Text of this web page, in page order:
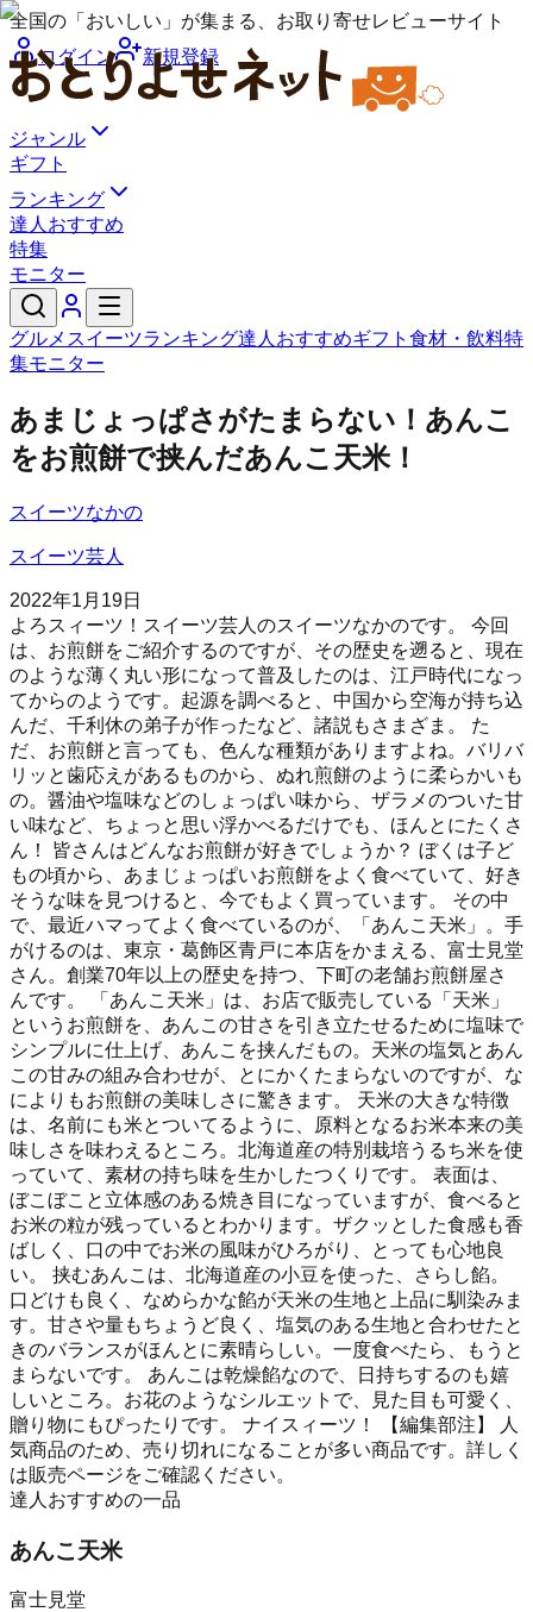
全国の「おいしい」が集まる、お取り寄せレビューサイト
ログイン
新規登録
ジャンル
ギフト
ランキング
達人おすすめ
特集
モニター
グルメ スイーツランキング達人おすすめギフト 食材・飲料特
集モニター
あまじょっぱさがたまらない！あんこ
をお煎餅で挟んだあんこ天米！
スイーツなかの
スイーツ芸人
2022年1月19日
よろスィーツ！スイーツ芸人のスイーツなかのです。 今回
は、お煎餅をご紹介するのですが、その歴史を遡ると、現在
のような薄く丸い形になって普及したのは、江戸時代になっ
てからのようです。起源を調べると、中国から空海が持ち込
んだ、千利休の弟子が作ったなど、諸説もさまざま。 た
だ、お煎餅と言っても、色んな種類がありますよね。バリバ
リッと歯応えがあるものから、ぬれ煎餅のように柔らかいも
の。醤油や塩味などのしょっぱい味から、ザラメのついた甘
い味など、ちょっと思い浮かべるだけでも、ほんとにたくさ
ん！ 皆さんはどんなお煎餅が好きでしょうか？ ぼくは子ど
もの頃から、あまじょっぱいお煎餅をよく食べていて、好き
そうな味を見つけると、今でもよく買っています。 その中
で、最近ハマってよく食べているのが、「あんこ天米」。手
がけるのは、東京・葛飾区青戸に本店をかまえる、富士見堂
さん。創業70年以上の歴史を持つ、下町の老舗お煎餅屋さ
んです。 「あんこ天米」は、お店で販売している「天米」
というお煎餅を、あんこの甘さを引き立たせるために塩味で
シンプルに仕上げ、あんこを挟んだもの。天米の塩気とあん
この甘みの組み合わせが、とにかくたまらないのですが、な
によりもお煎餅の美味しさに驚きます。 天米の大きな特徴
は、名前にも米とついてるように、原料となるお米本来の美
味しさを味わえるところ。北海道産の特別栽培うるち米を使
っていて、素材の持ち味を生かしたつくりです。 表面は、
ぼこぼこと立体感のある焼き目になっていますが、食べると
お米の粒が残っているとわかります。ザクッとした食感も香
ばしく、口の中でお米の風味がひろがり、とっても心地良
い。 挟むあんこは、北海道産の小豆を使った、さらし餡。
口どけも良く、なめらかな餡が天米の生地と上品に馴染みま
す。甘さや量もちょうど良く、塩気のある生地と合わせたと
きのバランスがほんとに素晴らしい。一度食べたら、もうと
まらないです。 あんこは乾燥餡なので、日持ちするのも嬉
しいところ。お花のようなシルエットで、見た目も可愛く、
贈り物にもぴったりです。 ナイスィーツ！ 【編集部注】 人
気商品のため、売り切れになることが多い商品です。詳しく
は販売ページをご確認ください。
達人おすすめの一品
あんこ天米
富士見堂